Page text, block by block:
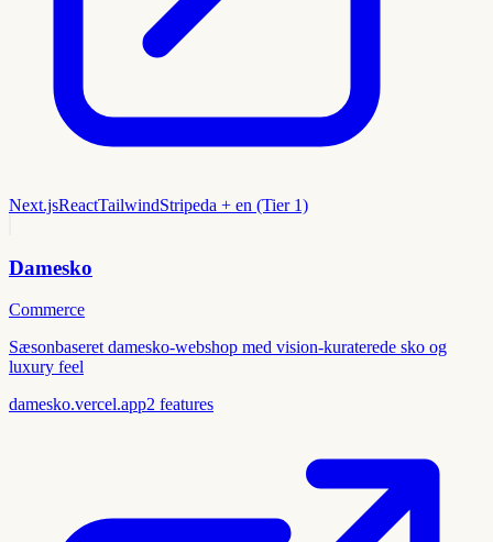
Next.jsReactTailwindStripeda + en (Tier 1)
Damesko
Commerce
Sæsonbaseret damesko-webshop med vision-kuraterede sko og
luxury feel
damesko.vercel.app2 features